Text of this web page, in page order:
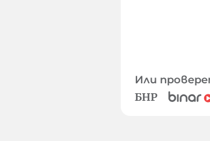
Или
БНР